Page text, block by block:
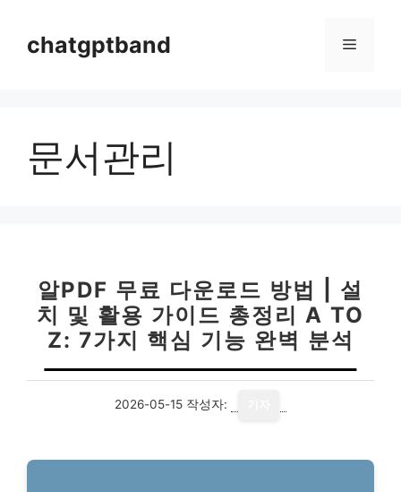
chatgptband 메
문서관리
알PDF 무료 다운로드 방법 | 설
치 및 활용 가이드 총정리 A TO
Z: 7가지 핵심 기능 완벽 분석
2026-05-15 작성자: